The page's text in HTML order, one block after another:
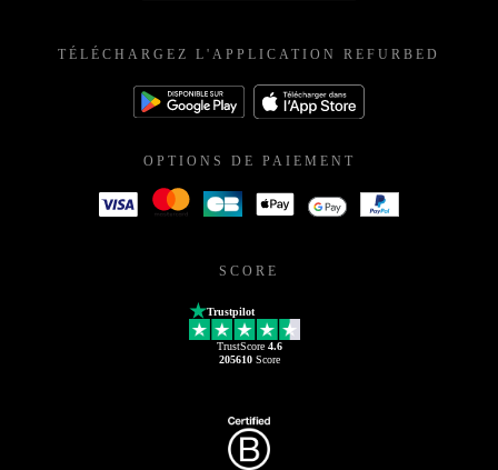
TÉLÉCHARGEZ L'APPLICATION REFURBED
OPTIONS DE PAIEMENT
SCORE
Trustpilot
TrustScore 4.6
205610Score